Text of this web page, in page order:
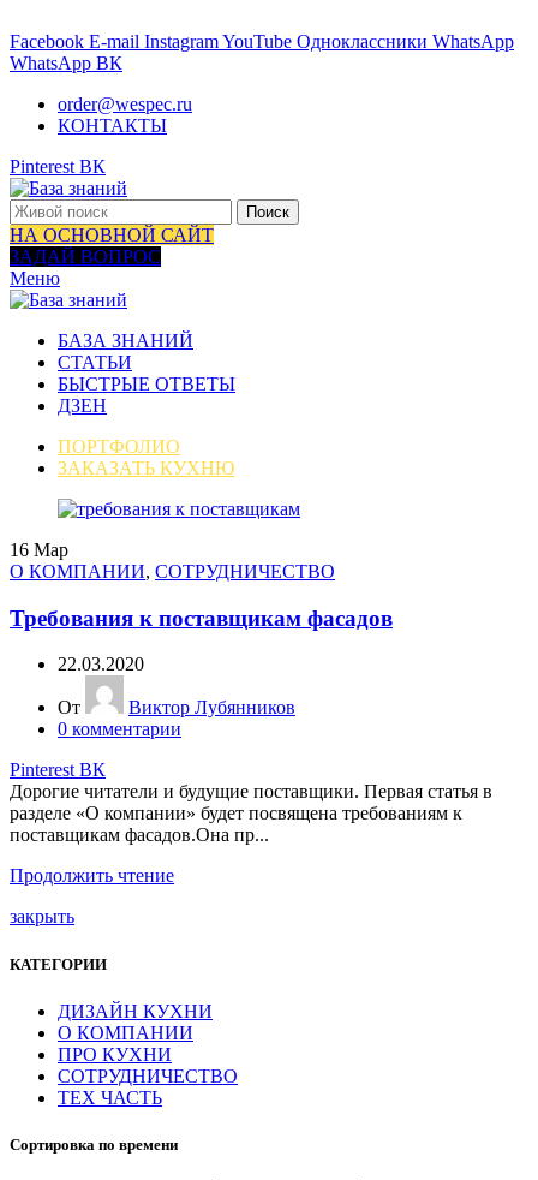
Facebook E-mail InstagramYouTube Одноклассники WhatsApp
WhatsApp ВК
order@wespec.ru
КОНТАКТЫ
Pinterest ВК
Поиск
НА ОСНОВНОЙ САЙТ
ЗАДАЙ ВОПРОС
Меню
БАЗА ЗНАНИЙ
СТАТЬИ
БЫСТРЫЕ ОТВЕТЫ
ДЗЕН
ПОРТФОЛИО
ЗАКАЗАТЬ КУХНЮ
16 Мар
О КОМПАНИИ, СОТРУДНИЧЕСТВО
Требования к поставщикам фасадов
22.03.2020
От
Виктор Лубянников
0 комментарии
Pinterest ВК
Дорогие читатели и будущие поставщики. Первая статья в
разделе «О компании» будет посвящена требованиям к
поставщикам фасадов.Она пр...
Продолжить чтение
закрыть
КАТЕГОРИИ
ДИЗАЙН КУХНИ
О КОМПАНИИ
ПРО КУХНИ
СОТРУДНИЧЕСТВО
ТЕХ ЧАСТЬ
Сортировка по времени